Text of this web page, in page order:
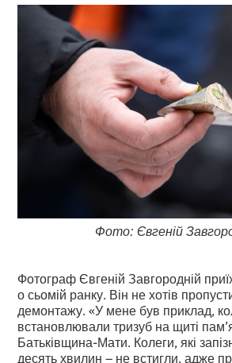
Фото: Євгеній
Фотограф Євгеній Завгородній
о сьомій ранку. Він не хотів
демонтажу. «У мене був приклад,
встановлювали тризуб на щиті
Батьківщина-Мати. Колеги, які
десять хвилин – не встигли, адже